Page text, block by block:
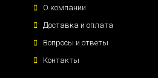
О компании
Доставка и оплата
Вопросы и ответы
Контакты